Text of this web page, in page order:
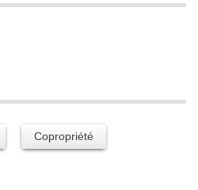
Copropriété